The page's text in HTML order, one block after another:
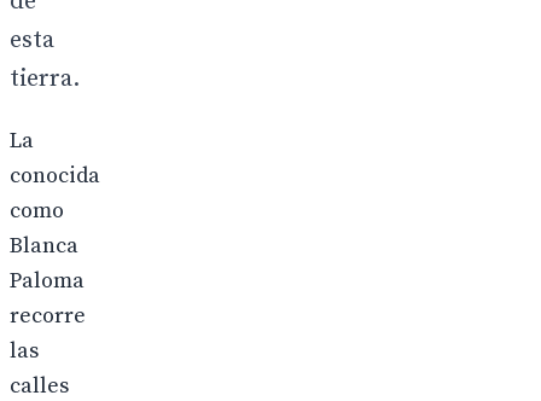
esta
tierra.
La
conocida
como
Blanca
Paloma
recorre
las
calles